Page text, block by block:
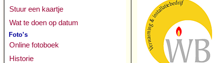
Stuur een kaartje
Wat te doen op datum
Foto’s
Online fotoboek
Historie